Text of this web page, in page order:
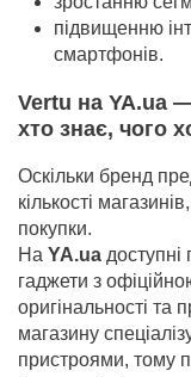
підвищенню
смартфонів.
Vertu на YA.ua
хто знає, чого
Оскільки бренд
кількості
покупки.
На YA.ua доступні
гаджети з
оригінальності та
магазину
пристроями, тому